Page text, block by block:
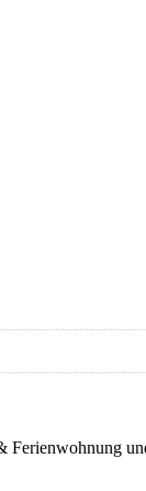
Ferienwohnung